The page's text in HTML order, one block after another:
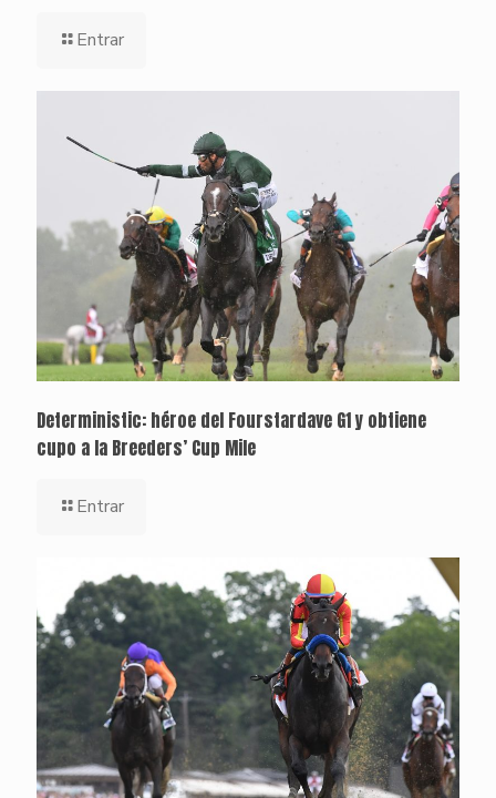
Entrar
Deterministic: héroe del Fourstardave G1 y obtiene
cupo a la Breeders’ Cup Mile
Entrar